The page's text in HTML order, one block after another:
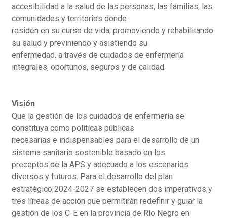
accesibilidad a la salud de las personas, las familias, las
comunidades y territorios donde
residen en su curso de vida; promoviendo y rehabilitando
su salud y previniendo y asistiendo su
enfermedad, a través de cuidados de enfermería
integrales, oportunos, seguros y de calidad.
Visión
Que la gestión de los cuidados de enfermería se
constituya como políticas públicas
necesarias e indispensables para el desarrollo de un
sistema sanitario sostenible basado en los
preceptos de la APS y adecuado a los escenarios
diversos y futuros. Para el desarrollo del plan
estratégico 2024-2027 se establecen dos imperativos y
tres líneas de acción que permitirán redefinir y guiar la
gestión de los C-E en la provincia de Río Negro en